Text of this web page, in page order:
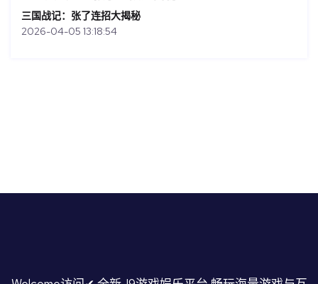
三国战记：张了连招大揭秘
2026-04-05 13:18:54